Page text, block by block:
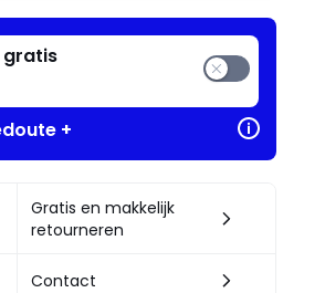
gratis
+
Gratis en makkelijk
retourneren
Contact